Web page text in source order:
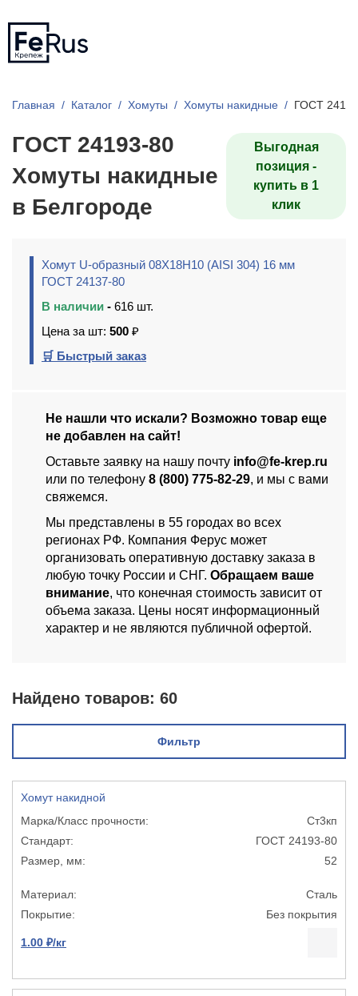
Главная Каталог Хомуты Хомуты накидные ГОСТ
ГОСТ 24193-80
Хомуты накидные
в Белгороде
Выгодная
позиция -
купить в 1
клик
Хомут U-образный 08Х18Н10 (AISI 304) 16 мм
ГОСТ 24137-80
В наличии - 616 шт.
Цена за шт: 500 ₽
🛒 Быстрый заказ
Не нашли что искали? Возможно товар еще
не добавлен на сайт!
Оставьте заявку на нашу почту info@fe-krep.ru
или по телефону 8 (800) 775-82-29, и мы с вами
свяжемся.
Мы представлены в 55 городах во всех
регионах РФ. Компания Ферус может
организовать оперативную доставку заказа в
любую точку России и СНГ. Обращаем ваше
внимание, что конечная стоимость зависит от
объема заказа. Цены носят информационный
характер и не являются публичной офертой.
Найдено товаров: 60
Фильтр
Хомут накидной
Ст3кп
ГОСТ 24193-80
52
Сталь
Без покрытия
1.00 ₽/кг